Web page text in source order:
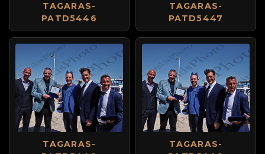
TAGARAS-
PATD5446
TAGARAS-
PATD5447
TAGARAS-
TAGARAS-